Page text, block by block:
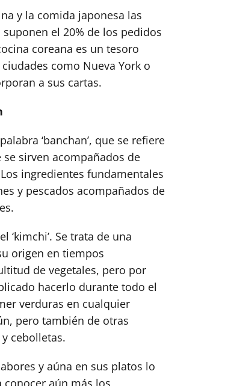
y la comida japonesa las
el 20% de los pedidos
coreana es un tesoro
como Nueva York o
a sus cartas.
‘banchan’, que se refiere
sirven acompañados de
ingredientes fundamentales
y pescados acompañados de
Se trata de una
origen en tiempos
de vegetales, pero por
hacerlo durante todo el
verduras en cualquier
pero también de otras
cebolletas.
y aúna en sus platos lo
conocer aún más los